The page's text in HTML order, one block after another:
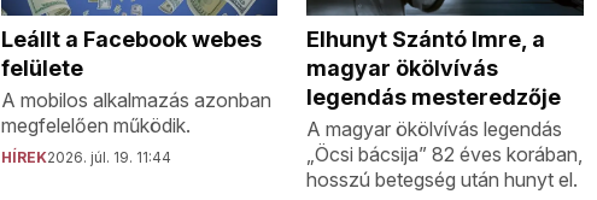
Leállt a Facebook webes
felülete
A mobilos alkalmazás azonban
megfelelően működik.
HÍREK2026. júl. 19. 11:44
Elhunyt Szántó Imre, a
magyar ökölvívás
legendás mesteredzője
A magyar ökölvívás legendás
„Öcsi bácsija” 82 éves korában,
hosszú betegség után hunyt el.